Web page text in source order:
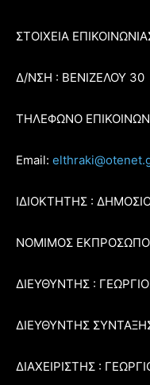
ΣΤΟΙΧΕΙΑ
Δ/ΝΣΗ : ΒΕΝΙΖΕΛΟΥ 30
ΤΗΛΕΦΩΝΟ
Email:
ΙΔΙΟΚΤΗΤΗΣ :
ΝΟΜΙΜΟΣ
ΔΙΕΥΘΥΝΤΗΣ :
ΔΙΕΥΘΥΝΤΗΣ
ΔΙΑΧΕΙΡΙΣΤΗΣ :